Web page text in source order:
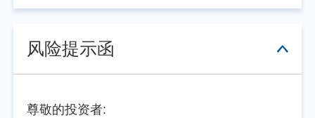
风险提示函
尊敬的投资者: